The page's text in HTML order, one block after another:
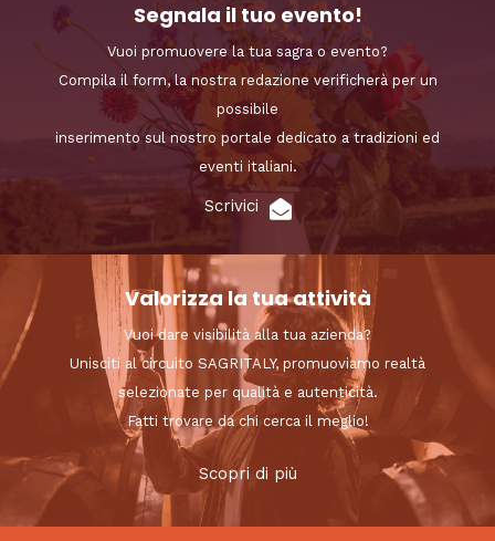
Segnala il tuo evento!
Vuoi promuovere la tua sagra o evento?
Compila il form, la nostra redazione verificherà per un
possibile
inserimento sul nostro portale dedicato a tradizioni ed
eventi italiani.
Scrivici
Valorizza la tua attività
Vuoi dare visibilità alla tua azienda?
Unisciti al circuito SAGRITALY, promuoviamo realtà
selezionate per qualità e autenticità.
Fatti trovare da chi cerca il meglio!
Scopri di più